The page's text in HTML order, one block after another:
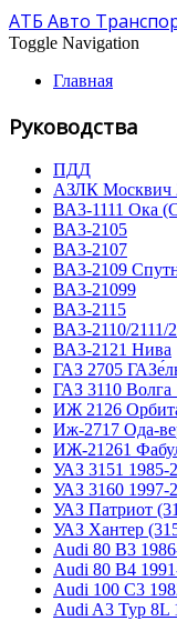
АТБ Авто
Toggle Navigation
Главная
Руководства
ПДД
АЗЛК Москвич
ВА3-1111 Ока
ВА3-2105
ВА3-2107
ВА3-2109
ВА3-21099
ВА3-2115
ВА3-2110/2111/
ВА3-2121 Нива
ГАЗ 2705
ГАЗ 3110 Волга
ИЖ 2126
Иж-2717 Ода-
ИЖ-21261
УАЗ 3151 1985-
УАЗ 3160 1997-
УАЗ Патриот
УАЗ Хантер
Audi 80 B3
Audi 80 B4
Audi 100 C3
Audi A3 Typ 8L